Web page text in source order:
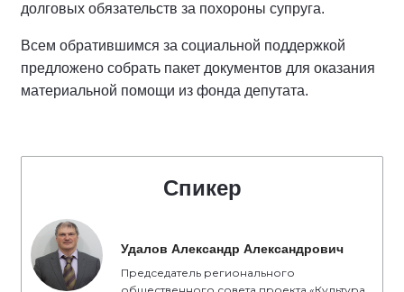
долговых обязательств за похороны супруга.
Всем обратившимся за социальной поддержкой
предложено собрать пакет документов для оказания
материальной помощи из фонда депутата.
Спикер
Удалов Александр Александрович
Председатель регионального